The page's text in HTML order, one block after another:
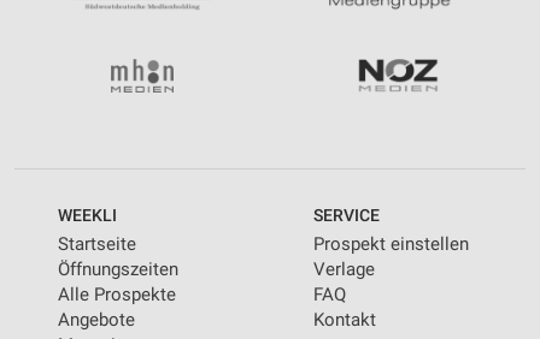
WEEKLI
Startseite
Öffnungszeiten
Alle Prospekte
Angebote
SERVICE
Prospekt einstellen
Verlage
FAQ
Kontakt